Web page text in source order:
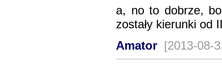
a, no to dobrze,
zostały kierunki od
Amator [2013-08-